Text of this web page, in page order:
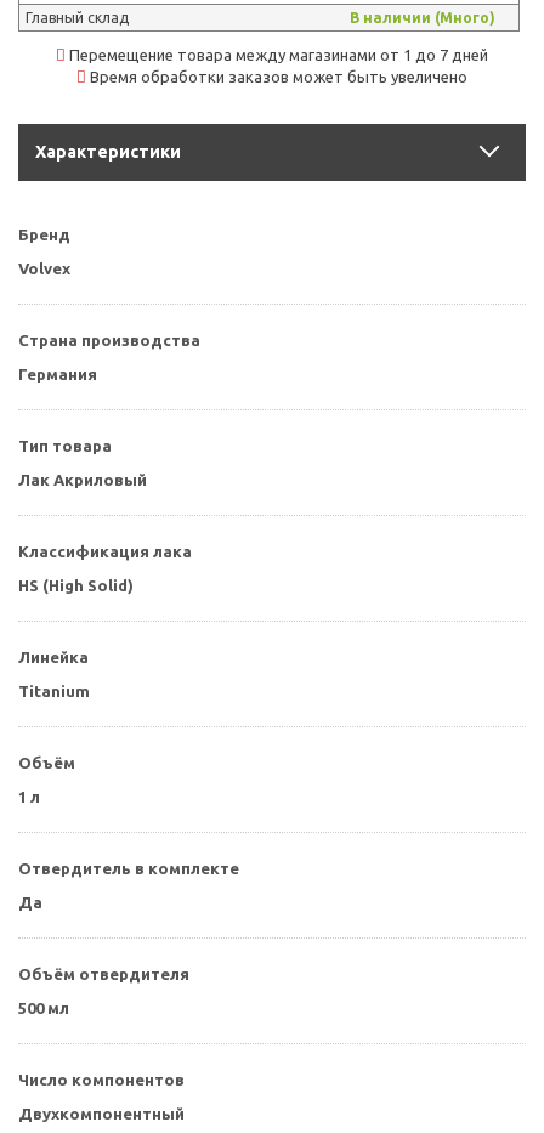
Главный склад В наличии (Много)
Перемещение товара между магазинами от 1 до 7 дней
Время обработки заказов может быть увеличено
Характеристики
Бренд
Volvex
Страна производства
Германия
Тип товара
Лак Акриловый
Классификация лака
HS (High Solid)
Линейка
Titanium
Объём
1 л
Отвердитель в комплекте
Да
Объём отвердителя
500 мл
Число компонентов
Двухкомпонентный